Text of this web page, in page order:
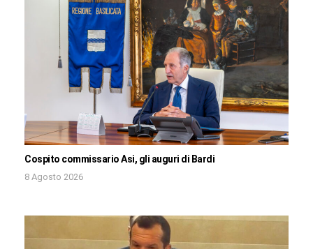
Cospito commissario Asi, gli auguri di Bardi
8 Agosto 2026